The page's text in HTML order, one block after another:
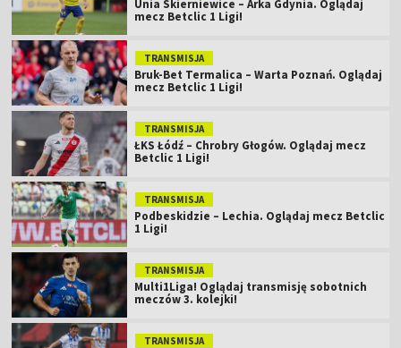
Unia Skierniewice – Arka Gdynia. Oglądaj
mecz Betclic 1 Ligi!
TRANSMISJA
Bruk-Bet Termalica – Warta Poznań. Oglądaj
mecz Betclic 1 Ligi!
TRANSMISJA
ŁKS Łódź – Chrobry Głogów. Oglądaj mecz
Betclic 1 Ligi!
TRANSMISJA
Podbeskidzie – Lechia. Oglądaj mecz Betclic
1 Ligi!
TRANSMISJA
Multi1Liga! Oglądaj transmisję sobotnich
meczów 3. kolejki!
TRANSMISJA